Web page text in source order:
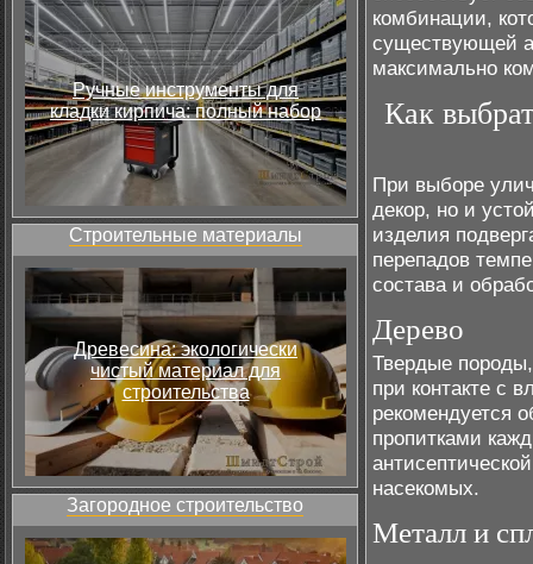
Ручные инструменты для
кладки кирпича: полный набор
Строительные материалы
Древесина: экологически
чистый материал для
строительства
Загородное строительство
комбинации,
существующей
максимально
Как
При выборе
декор, но и
изделия
перепадов
состава и
Дерево
Твердые породы,
при контакте с
рекомендуется
пропитками
насекомых.
Металл и